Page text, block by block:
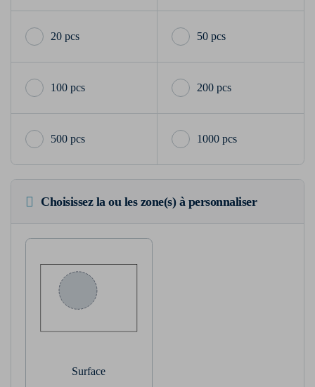
20 pcs 50 pcs
100 pcs 200 pcs
500 pcs 1000 pcs
Choisissez la ou les zone(s) à personnaliser
Surface